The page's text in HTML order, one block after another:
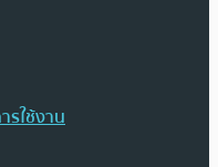
รใช้งาน